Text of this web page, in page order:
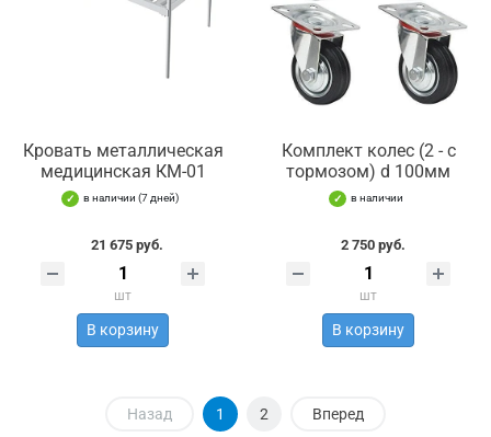
Кровать металлическая
медицинская КМ-01
в наличии (7 дней)
21 675 руб.
шт
В корзину
Комплект колес (2 - с
тормозом) d 100мм
в наличии
2 750 руб.
шт
В корзину
Назад 1 2 Вперед